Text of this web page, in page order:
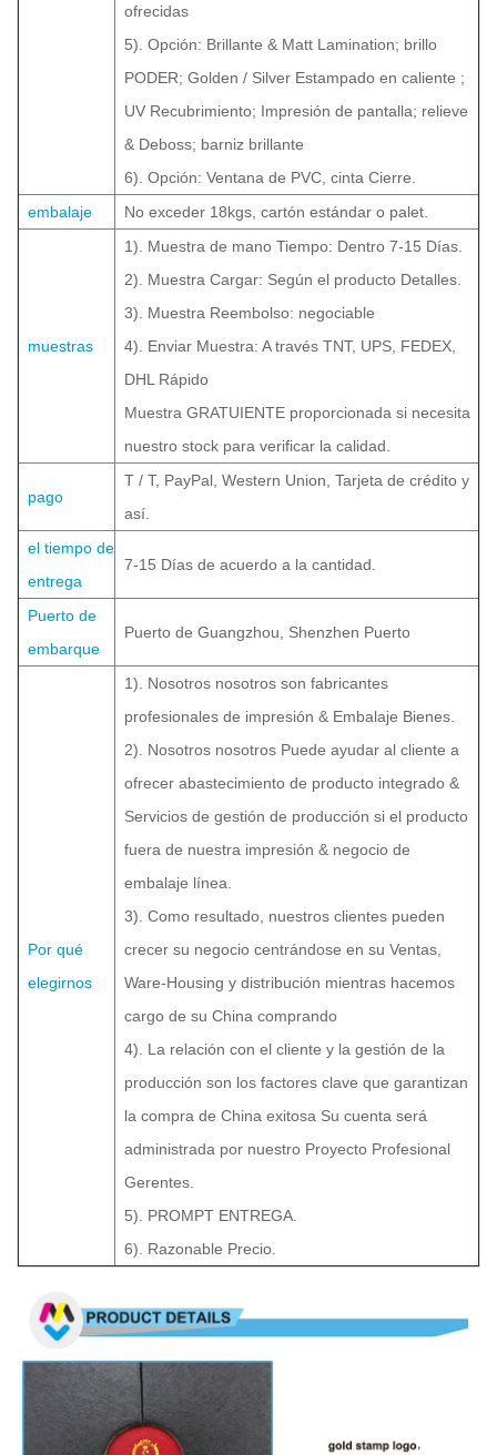
ofrecidas
5). Opción: Brillante & Matt Lamination; brillo
PODER; Golden / Silver Estampado en caliente ;
UV Recubrimiento; Impresión de pantalla; relieve
& Deboss; barniz brillante
6). Opción: Ventana de PVC, cinta Cierre.
embalaje
No exceder 18kgs, cartón estándar o palet.
muestras
1). Muestra de mano Tiempo: Dentro 7-15 Días.
2). Muestra Cargar: Según el producto Detalles.
3). Muestra Reembolso: negociable
4). Enviar Muestra: A través TNT, UPS, FEDEX,
DHL Rápido
Muestra GRATUIENTE proporcionada si necesita
nuestro stock para verificar la calidad.
pago
T / T, PayPal, Western Union, Tarjeta de crédito y
así.
el tiempo de
entrega
7-15 Días de acuerdo a la cantidad.
Puerto de
embarque
Puerto de Guangzhou, Shenzhen Puerto
Por qué
elegirnos
1). Nosotros nosotros son fabricantes
profesionales de impresión & Embalaje Bienes.
2). Nosotros nosotros Puede ayudar al cliente a
ofrecer abastecimiento de producto integrado &
Servicios de gestión de producción si el producto
fuera de nuestra impresión & negocio de
embalaje línea.
3). Como resultado, nuestros clientes pueden
crecer su negocio centrándose en su Ventas,
Ware-Housing y distribución mientras hacemos
cargo de su China comprando
4). La relación con el cliente y la gestión de la
producción son los factores clave que garantizan
la compra de China exitosa Su cuenta será
administrada por nuestro Proyecto Profesional
Gerentes.
5). PROMPT ENTREGA.
6). Razonable Precio.